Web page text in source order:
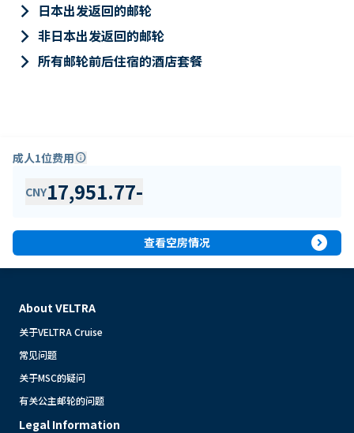
keyboard_arrow_right 日本出发返回的邮轮
keyboard_arrow_right 非日本出发返回的邮轮
keyboard_arrow_right 所有邮轮前后住宿的酒店套餐
成人1位费用info
CNY17,951.77-
查看空房情况 expand_circle_right
About VELTRA
关于VELTRA Cruise
常见问题
关于MSC的疑问
有关公主邮轮的问题
Legal Information